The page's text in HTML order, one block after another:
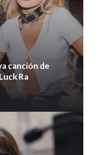
canción de
Ra